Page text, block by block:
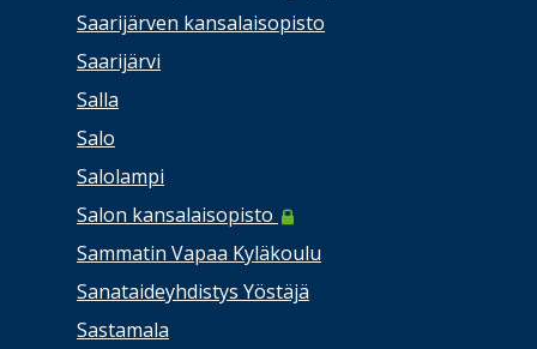
Saarijärven kansalaisopisto
Saarijärvi
Salla
Salo
Salolampi
Salon kansalaisopisto
Sammatin Vapaa Kyläkoulu
Sanataideyhdistys Yöstäjä
Sastamala